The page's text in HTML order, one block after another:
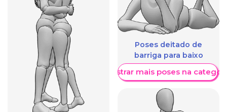
Poses deitado de
barriga para baixo
Mostrar mais poses na